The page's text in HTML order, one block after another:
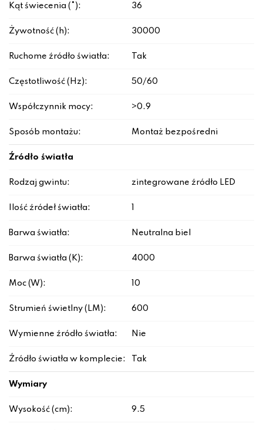
Kąt świecenia (°): 36
Żywotność (h): 30000
Ruchome źródło światła: Tak
Częstotliwość (Hz): 50/60
Współczynnik mocy: >0.9
Sposób montażu: Montaż bezpośredni
Źródło światła
Rodzaj gwintu: zintegrowane źródło LED
Ilość źródeł światła:
Barwa światła: Neutralna biel
Barwa światła (K): 4000
Moc (W): 10
Strumień świetlny (LM): 600
Wymienne źródło światła: Nie
Źródło światła w komplecie: Tak
Wymiary
Wysokość (cm): 9.5